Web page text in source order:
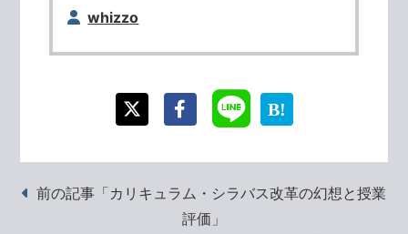
whizzo
前の記事「カリキュラム・シラバス改革の幻想と授業
評価」